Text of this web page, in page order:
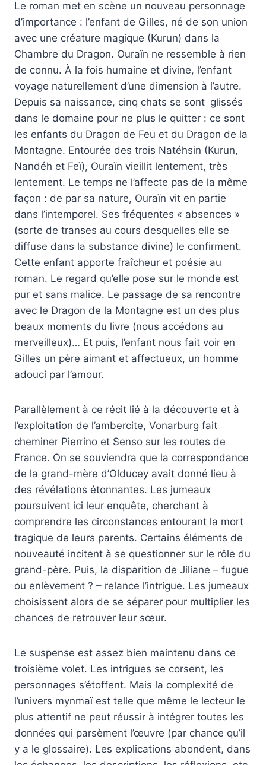
Le roman met en scène un nouveau personnage
d’importance : l’enfant de Gilles, né de son union
avec une créature magique (Kurun) dans la
Chambre du Dragon. Ouraïn ne ressemble à rien
de connu. À la fois humaine et divine, l’enfant
voyage naturellement d’une dimension à l’autre.
Depuis sa naissance, cinq chats se sont glissés
dans le domaine pour ne plus le quitter : ce sont
les enfants du Dragon de Feu et du Dragon de la
Montagne. Entourée des trois Natéhsin (Kurun,
Nandéh et Feï), Ouraïn vieillit lentement, très
lentement. Le temps ne l’affecte pas de la même
façon : de par sa nature, Ouraïn vit en partie
dans l’intemporel. Ses fréquentes « absences »
(sorte de transes au cours desquelles elle se
diffuse dans la substance divine) le confirment.
Cette enfant apporte fraîcheur et poésie au
roman. Le regard qu’elle pose sur le monde est
pur et sans malice. Le passage de sa rencontre
avec le Dragon de la Montagne est un des plus
beaux moments du livre (nous accédons au
merveilleux)… Et puis, l’enfant nous fait voir en
Gilles un père aimant et affectueux, un homme
adouci par l’amour.
Parallèlement à ce récit lié à la découverte et à
l’exploitation de l’ambercite, Vonarburg fait
cheminer Pierrino et Senso sur les routes de
France. On se souviendra que la correspondance
de la grand-mère d’Olducey avait donné lieu à
des révélations étonnantes. Les jumeaux
poursuivent ici leur enquête, cherchant à
comprendre les circonstances entourant la mort
tragique de leurs parents. Certains éléments de
nouveauté incitent à se questionner sur le rôle du
grand-père. Puis, la disparition de Jiliane – fugue
ou enlèvement ? – relance l’intrigue. Les jumeaux
choisissent alors de se séparer pour multiplier les
chances de retrouver leur sœur.
Le suspense est assez bien maintenu dans ce
troisième volet. Les intrigues se corsent, les
personnages s’étoffent. Mais la complexité de
l’univers mynmaï est telle que même le lecteur le
plus attentif ne peut réussir à intégrer toutes les
données qui parsèment l’œuvre (par chance qu’il
y a le glossaire). Les explications abondent, dans